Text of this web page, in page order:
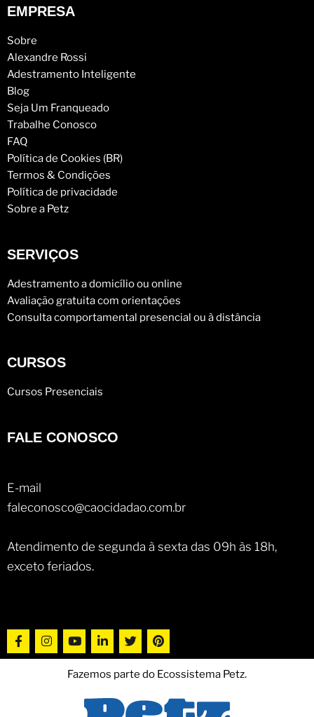
EMPRESA
Sobre
Alexandre Rossi
Adestramento Inteligente
Blog
Seja Um Franqueado
Trabalhe Conosco
FAQ
Política de Cookies (BR)
Termos & Condições
Política de privacidade
Sobre a Petz
SERVIÇOS
Adestramento a domicílio ou online
Avaliação gratuita com orientações
Consulta comportamental presencial ou à distância
CURSOS
Cursos Presenciais
FALE CONOSCO
E-mail
faleconosco@caocidadao.com.br
Atendimento de segunda à sexta das 09h às 18h,
exceto feriados.
Fazemos parte do Ecossistema Petz.